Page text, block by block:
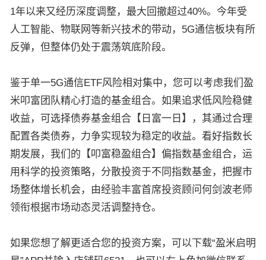
1年以来又经历深度调整，最大回撤超过40%。今年受
人工智能、物联网等新兴技术的带动，5G通信板块有所
反弹，但整体仍处于震荡筑底阶段。
鉴于单一5G通信ETF风险相对集中，您可以考虑我们盈
米叩富团队精心打造的基金组合。如果追求低风险稳健
收益，可选择债券基金组合【日富一日】，其通过合理
配置各类债券，力争实现较为稳定的收益。看好指数长
期发展，我们的【叩富稳盈组合】偏指数基金组合，运
用科学的投资策略，分散投资于不同指数基金，把握市
场整体增长机会，由经验丰富首席投资顾问何剑波老师
领衔根据市场动态灵活调整持仓。
如果您想了解更适合您的投资方案，可以下载“盈米启明